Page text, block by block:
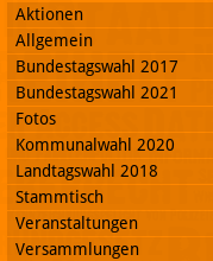
Aktionen
Allgemein
Bundestagswahl 2017
Bundestagswahl 2021
Fotos
Kommunalwahl 2020
Landtagswahl 2018
Stammtisch
Veranstaltungen
Versammlungen